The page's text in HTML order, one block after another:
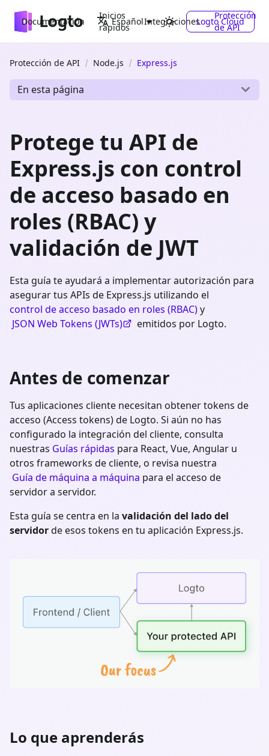
Documentación
Inicios
rápidos
Integraciones
Protección
de API
Español Logto Cloud
Protección de API Node.js Express.js
En esta página
Protege tu API de
Express.js con control
de acceso basado en
roles (RBAC) y
validación de JWT
Esta guía te ayudará a implementar autorización para
asegurar tus APIs de Express.js utilizando el
control de acceso basado en roles (RBAC)y
JSON Web Tokens (JWTs)
emitidos por Logto.
Antes de comenzar
Tus aplicaciones cliente necesitan obtener tokens de
acceso (Access tokens) de Logto. Si aún no has
configurado la integración del cliente, consulta
nuestras Guías rápidas para React, Vue, Angular u
otros frameworks de cliente, o revisa nuestra
Guía de máquina a máquina para el acceso de
servidor a servidor.
Esta guía se centra en la validación del lado del
servidorde esos tokens en tu aplicación Express.js.
Lo que aprenderás